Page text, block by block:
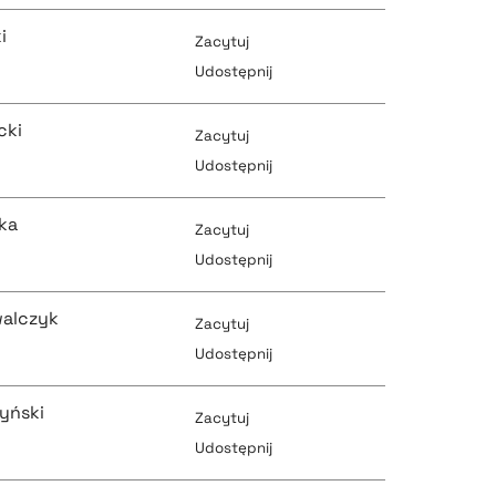
pobierz cytat
pobierz cytat
pobierz cytat
pobierz cytat
pobierz cytat
Zacytuj
Udostępnij
pobierz cytat
pobierz cytat
Zacytuj
Udostępnij
pobierz cytat
pobierz cytat
Zacytuj
Udostępnij
pobierz cytat
Zacytuj
Udostępnij
Zacytuj
Udostępnij